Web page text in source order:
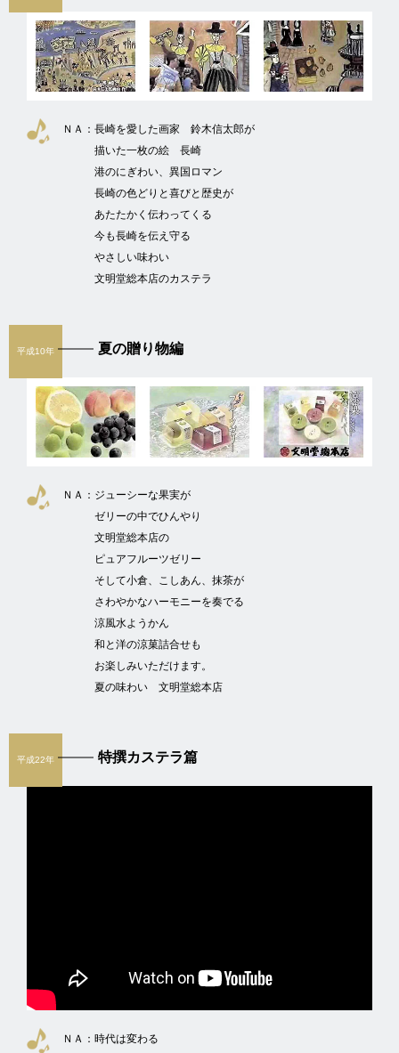
ＮＡ： 長崎を愛した画家 鈴木信太郎が
描いた一枚の絵 長崎
港のにぎわい、異国ロマン
長崎の色どりと喜びと歴史が
あたたかく伝わってくる
今も長崎を伝え守る
やさしい味わい
文明堂総本店のカステラ
平成10年 夏の贈り物編
ＮＡ： ジューシーな果実が
ゼリーの中でひんやり
文明堂総本店の
ピュアフルーツゼリー
そして小倉、こしあん、抹茶が
さわやかなハーモニーを奏でる
涼風水ようかん
和と洋の涼菓詰合せも
お楽しみいただけます。
夏の味わい 文明堂総本店
平成22年 特撰カステラ篇
ＮＡ： 時代は変わる